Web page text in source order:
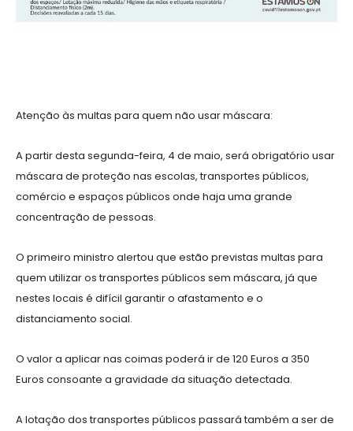
Atenção às multas para quem não usar máscara:
A partir desta segunda-feira, 4 de maio, será obrigatório usar
máscara de proteção nas escolas, transportes públicos,
comércio e espaços públicos onde haja uma grande
concentração de pessoas.
O primeiro ministro alertou que estão previstas multas para
quem utilizar os transportes públicos sem máscara, já que
nestes locais é difícil garantir o afastamento e o
distanciamento social.
O valor a aplicar nas coimas poderá ir de 120 Euros a 350
Euros consoante a gravidade da situação detectada.
A lotação dos transportes públicos passará também a ser de